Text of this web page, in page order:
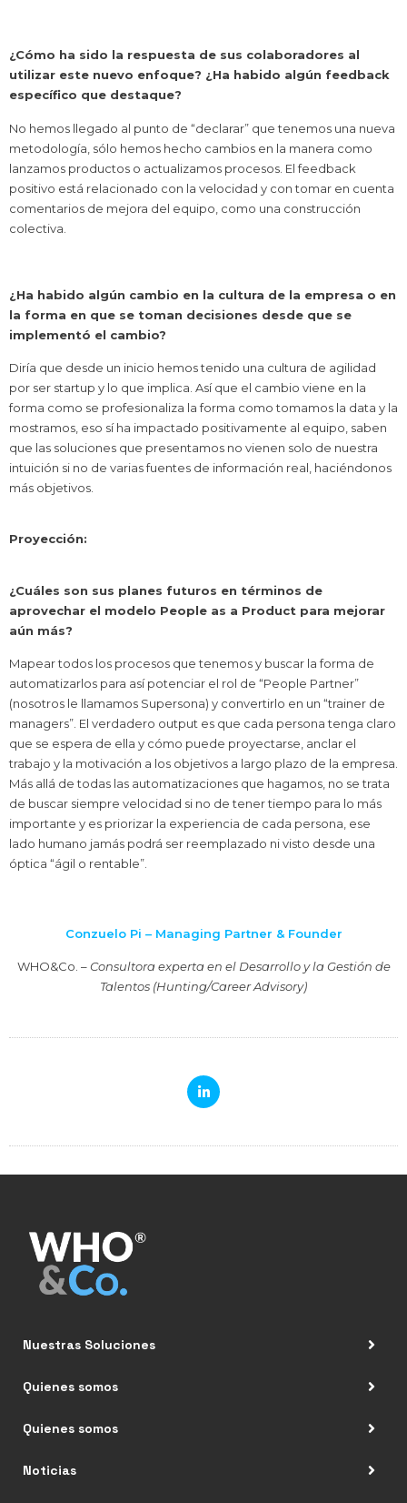
¿Cómo ha sido la respuesta de sus colaboradores al
utilizar este nuevo enfoque? ¿Ha habido algún feedback
específico que destaque?
No hemos llegado al punto de “declarar” que tenemos una nueva
metodología, sólo hemos hecho cambios en la manera como
lanzamos productos o actualizamos procesos. El feedback
positivo está relacionado con la velocidad y con tomar en cuenta
comentarios de mejora del equipo, como una construcción
colectiva.
¿Ha habido algún cambio en la cultura de la empresa o en
la forma en que se toman decisiones desde que se
implementó el cambio?
Diría que desde un inicio hemos tenido una cultura de agilidad
por ser startup y lo que implica. Así que el cambio viene en la
forma como se profesionaliza la forma como tomamos la data y la
mostramos, eso sí ha impactado positivamente al equipo, saben
que las soluciones que presentamos no vienen solo de nuestra
intuición si no de varias fuentes de información real, haciéndonos
más objetivos.
Proyección:
¿Cuáles son sus planes futuros en términos de
aprovechar el modelo People as a Product para mejorar
aún más?
Mapear todos los procesos que tenemos y buscar la forma de
automatizarlos para así potenciar el rol de “People Partner”
(nosotros le llamamos Supersona) y convertirlo en un “trainer de
managers”. El verdadero output es que cada persona tenga claro
que se espera de ella y cómo puede proyectarse, anclar el
trabajo y la motivación a los objetivos a largo plazo de la empresa.
Más allá de todas las automatizaciones que hagamos, no se trata
de buscar siempre velocidad si no de tener tiempo para lo más
importante y es priorizar la experiencia de cada persona, ese
lado humano jamás podrá ser reemplazado ni visto desde una
óptica “ágil o rentable”.
Conzuelo Pi – Managing Partner & Founder
WHO&Co. –Consultora experta en el Desarrollo y la Gestión de
Talentos (Hunting/Career Advisory)
Nuestras Soluciones
Quienes somos
Quienes somos
Noticias